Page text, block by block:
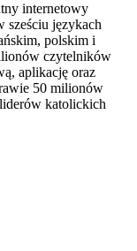
internetowy
sześciu językach
polskim i
czytelników
aplikację oraz
50 milionów
katolickich